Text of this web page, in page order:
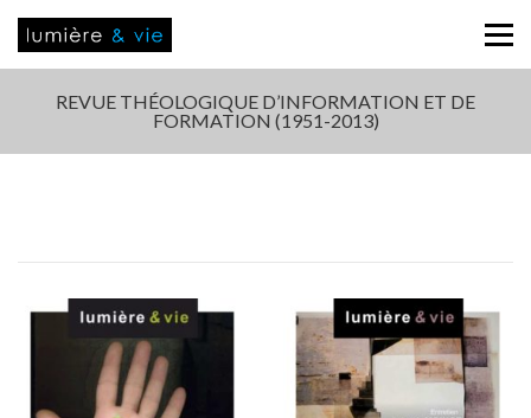
REVUE THÉOLOGIQUE D’INFORMATION ET DE
FORMATION (1951-2013)